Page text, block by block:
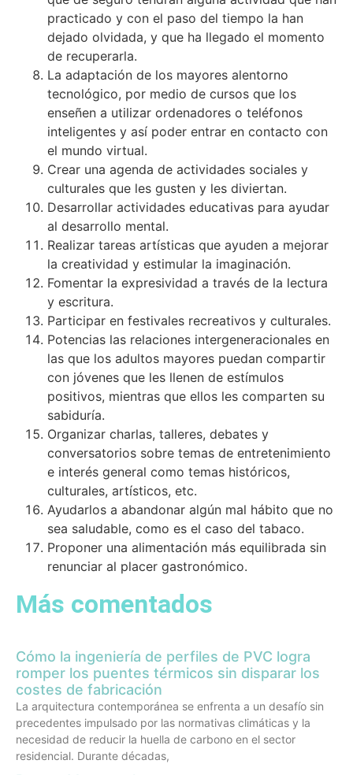
practicado y con el paso del tiempo la han
dejado olvidada, y que ha llegado el momento
de recuperarla.
La adaptación de los mayores alentorno
tecnológico, por medio de cursos que los
enseñen a utilizar ordenadores o teléfonos
inteligentes y así poder entrar en contacto con
el mundo virtual.
Crear una agenda de actividades sociales y
culturales que les gusten y les diviertan.
Desarrollar actividades educativas para ayudar
al desarrollo mental.
Realizar tareas artísticas que ayuden a mejorar
la creatividad y estimular la imaginación.
Fomentar la expresividad a través de la lectura
y escritura.
Participar en festivales recreativos y culturales.
Potencias las relaciones intergeneracionales en
las que los adultos mayores puedan compartir
con jóvenes que les llenen de estímulos
positivos, mientras que ellos les comparten su
sabiduría.
Organizar charlas, talleres, debates y
conversatorios sobre temas de entretenimiento
e interés general como temas históricos,
culturales, artísticos, etc.
Ayudarlos a abandonar algún mal hábito que no
sea saludable, como es el caso del tabaco.
Proponer una alimentación más equilibrada sin
renunciar al placer gastronómico.
Más comentados
Cómo la ingeniería de perfiles de PVC logra
romper los puentes térmicos sin disparar los
costes de fabricación
La arquitectura contemporánea se enfrenta a un desafío sin
precedentes impulsado por las normativas climáticas y la
necesidad de reducir la huella de carbono en el sector
residencial. Durante décadas,